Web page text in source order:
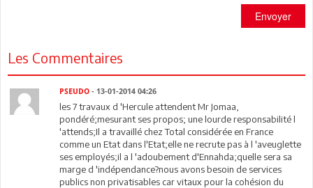
Envoyer
Les Commentaires
PSEUDO - 13-01-2014 04:26
les 7 travaux d 'Hercule attendent Mr Jomaa,
pondéré;mesurant ses propos; une lourde responsabilité l
'attends;Il a travaillé chez Total considérée en France
comme un Etat dans l'Etat;elle ne recrute pas à l 'aveuglette
ses employés;il a l 'adoubement d'Ennahda;quelle sera sa
marge d 'indépendance?nous avons besoin de services
publics non privatisables car vitaux pour la cohésion du